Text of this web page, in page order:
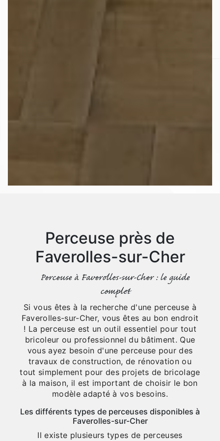
Perceuse près de
Faverolles-sur-Cher
Perceuse à Faverolles-sur-Cher : le guide
complet
Si vous êtes à la recherche d'une perceuse à
Faverolles-sur-Cher, vous êtes au bon endroit
! La perceuse est un outil essentiel pour tout
bricoleur ou professionnel du bâtiment. Que
vous ayez besoin d'une perceuse pour des
travaux de construction, de rénovation ou
tout simplement pour des projets de bricolage
à la maison, il est important de choisir le bon
modèle adapté à vos besoins.
Les différents types de perceuses disponibles à
Faverolles-sur-Cher
Il existe plusieurs types de perceuses